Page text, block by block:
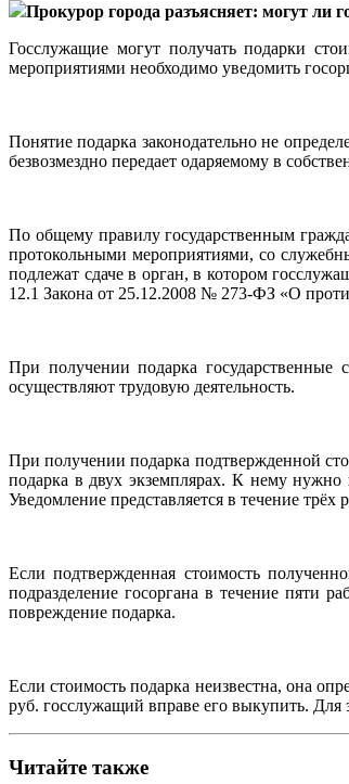
Прокурор города разъясняет: могут ли
Госслужащие могут получать подарки
мероприятиями необходимо уведомить
Понятие подарка законодательно не
безвозмездно передает одаряемому в
По общему правилу государственным
протокольными мероприятиями, со
подлежат сдаче в орган, в котором
12.1 Закона от 25.12.2008 № 273-ФЗ «О
При получении подарка
осуществляют трудовую деятельность.
При получении подарка подтвержденной
подарка в двух экземплярах. К нему
Уведомление представляется в течение
Если подтвержденная стоимость
подразделение госоргана в течение пяти
повреждение подарка.
Если стоимость подарка неизвестна, она
руб. госслужащий вправе его выкупить. Для
Читайте также